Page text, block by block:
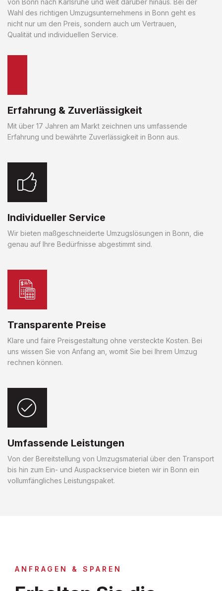
von Bonn nach Karlsruhe und weit darüber hinaus. Bei der
Wahl des richtigen Umzugsunternehmens in Bonn geht es
nicht nur um den Preis, sondern auch um Vertrauen,
Qualität und individuellen Service.
Erfahrung & Zuverlässigkeit
Mit über 17 Jahren am Markt zeichnen uns umfassende
Erfahrung und bewährte Zuverlässigkeit in Bonn aus.
Individueller Service
Wir bieten maßgeschneiderte Umzugslösungen in Bonn, die
genau auf Ihre Bedürfnisse abgestimmt sind.
Transparente Preise
Klare und faire Preisgestaltung ohne versteckte Kosten. Bei
uns wissen Sie von Anfang an, womit Sie bei Ihrem Umzug
rechnen können.
Umfassende Leistungen
Von der Bereitstellung von Umzugsmaterial über den Transport
bis hin zum Ein- und Auspackservice bieten wir in Bonn ein
vollumfängliches Leistungspaket.
ANFRAGEN & SPAREN